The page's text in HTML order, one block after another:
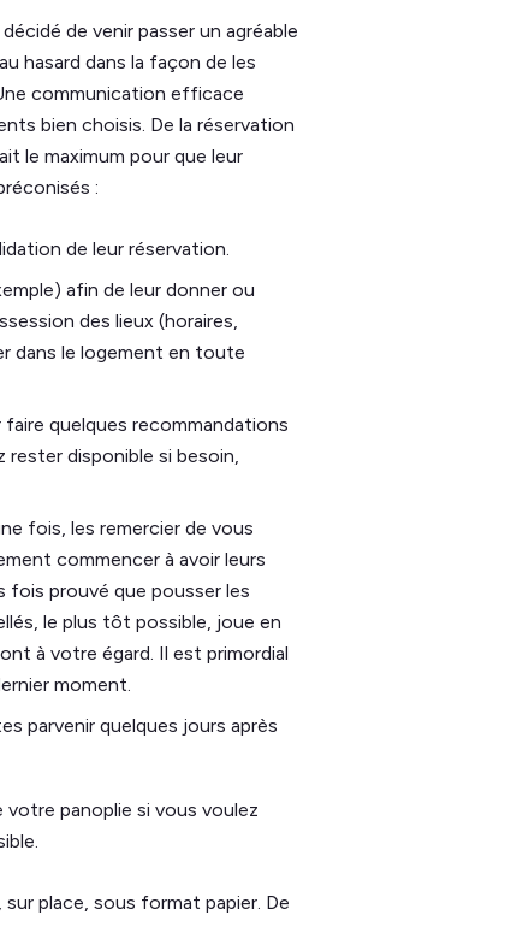
de venir passer un agréable
hasard dans la façon de les
communication efficace
bien choisis. De la réservation
le maximum pour que leur
:
de leur réservation.
afin de leur donner ou
des lieux (horaires,
dans le logement en toute
quelques recommandations
rester disponible si besoin,
fois, les remercier de vous
commencer à avoir leurs
fois prouvé que pousser les
le plus tôt possible, joue en
à votre égard. Il est primordial
moment.
parvenir quelques jours après
panoplie si vous voulez
place, sous format papier. De